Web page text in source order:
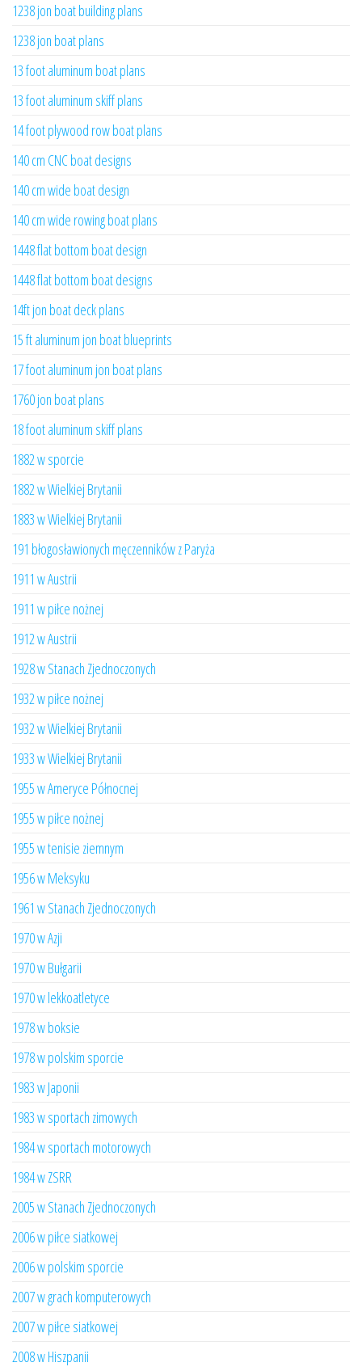
1238 jon boat building plans
1238 jon boat plans
13 foot aluminum boat plans
13 foot aluminum skiff plans
14 foot plywood row boat plans
140 cm CNC boat designs
140 cm wide boat design
140 cm wide rowing boat plans
1448 flat bottom boat design
1448 flat bottom boat designs
14ft jon boat deck plans
15 ft aluminum jon boat blueprints
17 foot aluminum jon boat plans
1760 jon boat plans
18 foot aluminum skiff plans
1882 w sporcie
1882 w Wielkiej Brytanii
1883 w Wielkiej Brytanii
191 błogosławionych męczenników z Paryża
1911 w Austrii
1911 w piłce nożnej
1912 w Austrii
1928 w Stanach Zjednoczonych
1932 w piłce nożnej
1932 w Wielkiej Brytanii
1933 w Wielkiej Brytanii
1955 w Ameryce Północnej
1955 w piłce nożnej
1955 w tenisie ziemnym
1956 w Meksyku
1961 w Stanach Zjednoczonych
1970 w Azji
1970 w Bułgarii
1970 w lekkoatletyce
1978 w boksie
1978 w polskim sporcie
1983 w Japonii
1983 w sportach zimowych
1984 w sportach motorowych
1984 w ZSRR
2005 w Stanach Zjednoczonych
2006 w piłce siatkowej
2006 w polskim sporcie
2007 w grach komputerowych
2007 w piłce siatkowej
2008 w Hiszpanii